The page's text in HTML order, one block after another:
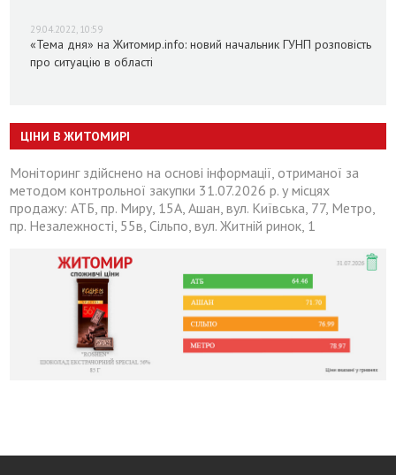
29.04.2022, 10:59
«Тема дня» на Житомир.info: новий начальник ГУНП розповість
про ситуацію в області
ЦІНИ В ЖИТОМИРІ
Моніторинг здійснено на основі інформації, отриманої за
методом контрольної закупки 31.07.2026 р. у місцях
продажу: АТБ, пр. Миру, 15А, Ашан, вул. Київська, 77, Метро,
пр. Незалежності, 55в, Сільпо, вул. Житній ринок, 1